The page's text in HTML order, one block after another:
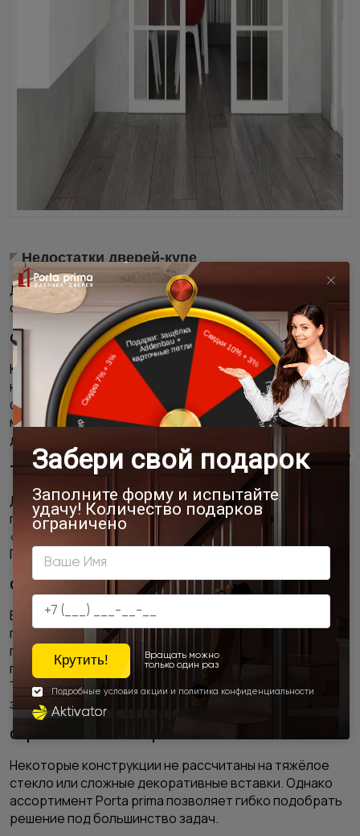
Недостатки дверей-купе
Двери-купе не универсальны, и важно понимать их
особенности до покупки:
Относительно высокая стоимость.
Качественные конструкции с прочными
направляющими, хорошей отделкой и надёжной
фурнитурой стоят дороже стандартных распашных
моделей. Но эти вложения оправдываются
долговечностью и функциональностью.
Требовательность к монтажу.
Для корректной работы необходима ровная
геометрия стен и потолка, особенно в системах типа
«пенал». Без подготовки могут возникнуть перекосы.
Поэтому монтаж стоит доверять специалистам.
Ограниченная звукоизоляция.
Важно понимать: раздвижные двери не обеспечивают
герметичного прилегания к проёму, а значит —
пропускают звук. Это не лучший выбор для
помещений, где требуется акустическая изоляция.
Тем не менее, они идеально подходят для зон, где
звукоизоляция не критична.
Ограничения по материалам.
Некоторые конструкции не рассчитаны на тяжёлое
стекло или сложные декоративные вставки. Однако
ассортимент Porta prima позволяет гибко подобрать
решение под большинство задач.